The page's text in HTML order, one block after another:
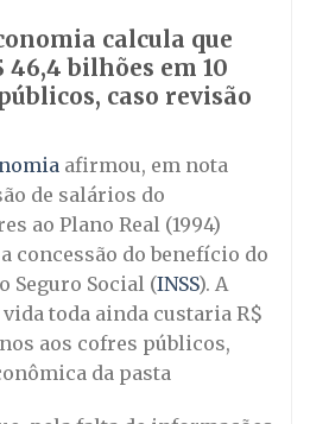
calcula que
46,4 bilhões em 10
caso revisão
afirmou, em nota
de salários do
ao Plano Real (1994)
concessão do benefício do
Seguro Social (INSS). A
toda ainda custaria R$
aos cofres públicos,
da pasta